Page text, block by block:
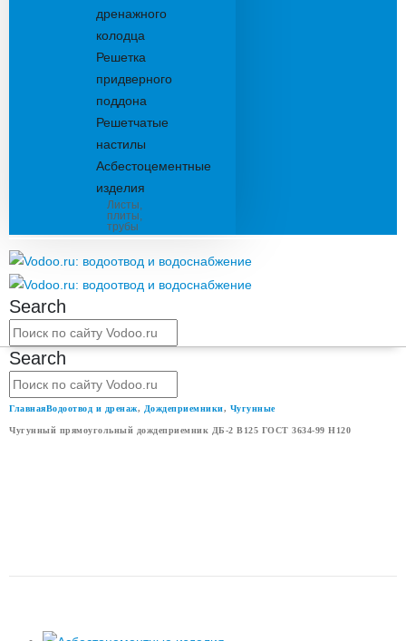
дренажного
колодца
Решетка
придверного
поддона
Решетчатые
настилы
Асбестоцементные
изделия
Листы,
плиты,
трубы
Search
Search
ГлавнаяВодоотвод и дренаж, Дождеприемники, Чугунные
Чугунный прямоугольный дождеприемник ДБ-2 В125 ГОСТ 3634-99 H120